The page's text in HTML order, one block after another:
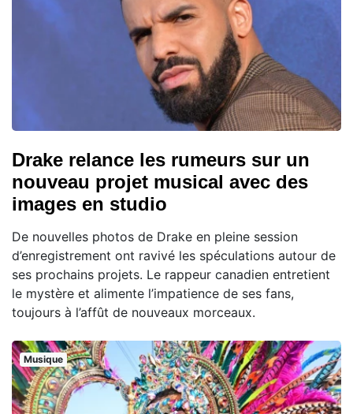
Drake relance les rumeurs sur un
nouveau projet musical avec des
images en studio
De nouvelles photos de Drake en pleine session
d’enregistrement ont ravivé les spéculations autour de
ses prochains projets. Le rappeur canadien entretient
le mystère et alimente l’impatience de ses fans,
toujours à l’affût de nouveaux morceaux.
Musique